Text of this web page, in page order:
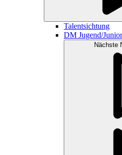
Talentsichtung
DM Jugend/
Nächste